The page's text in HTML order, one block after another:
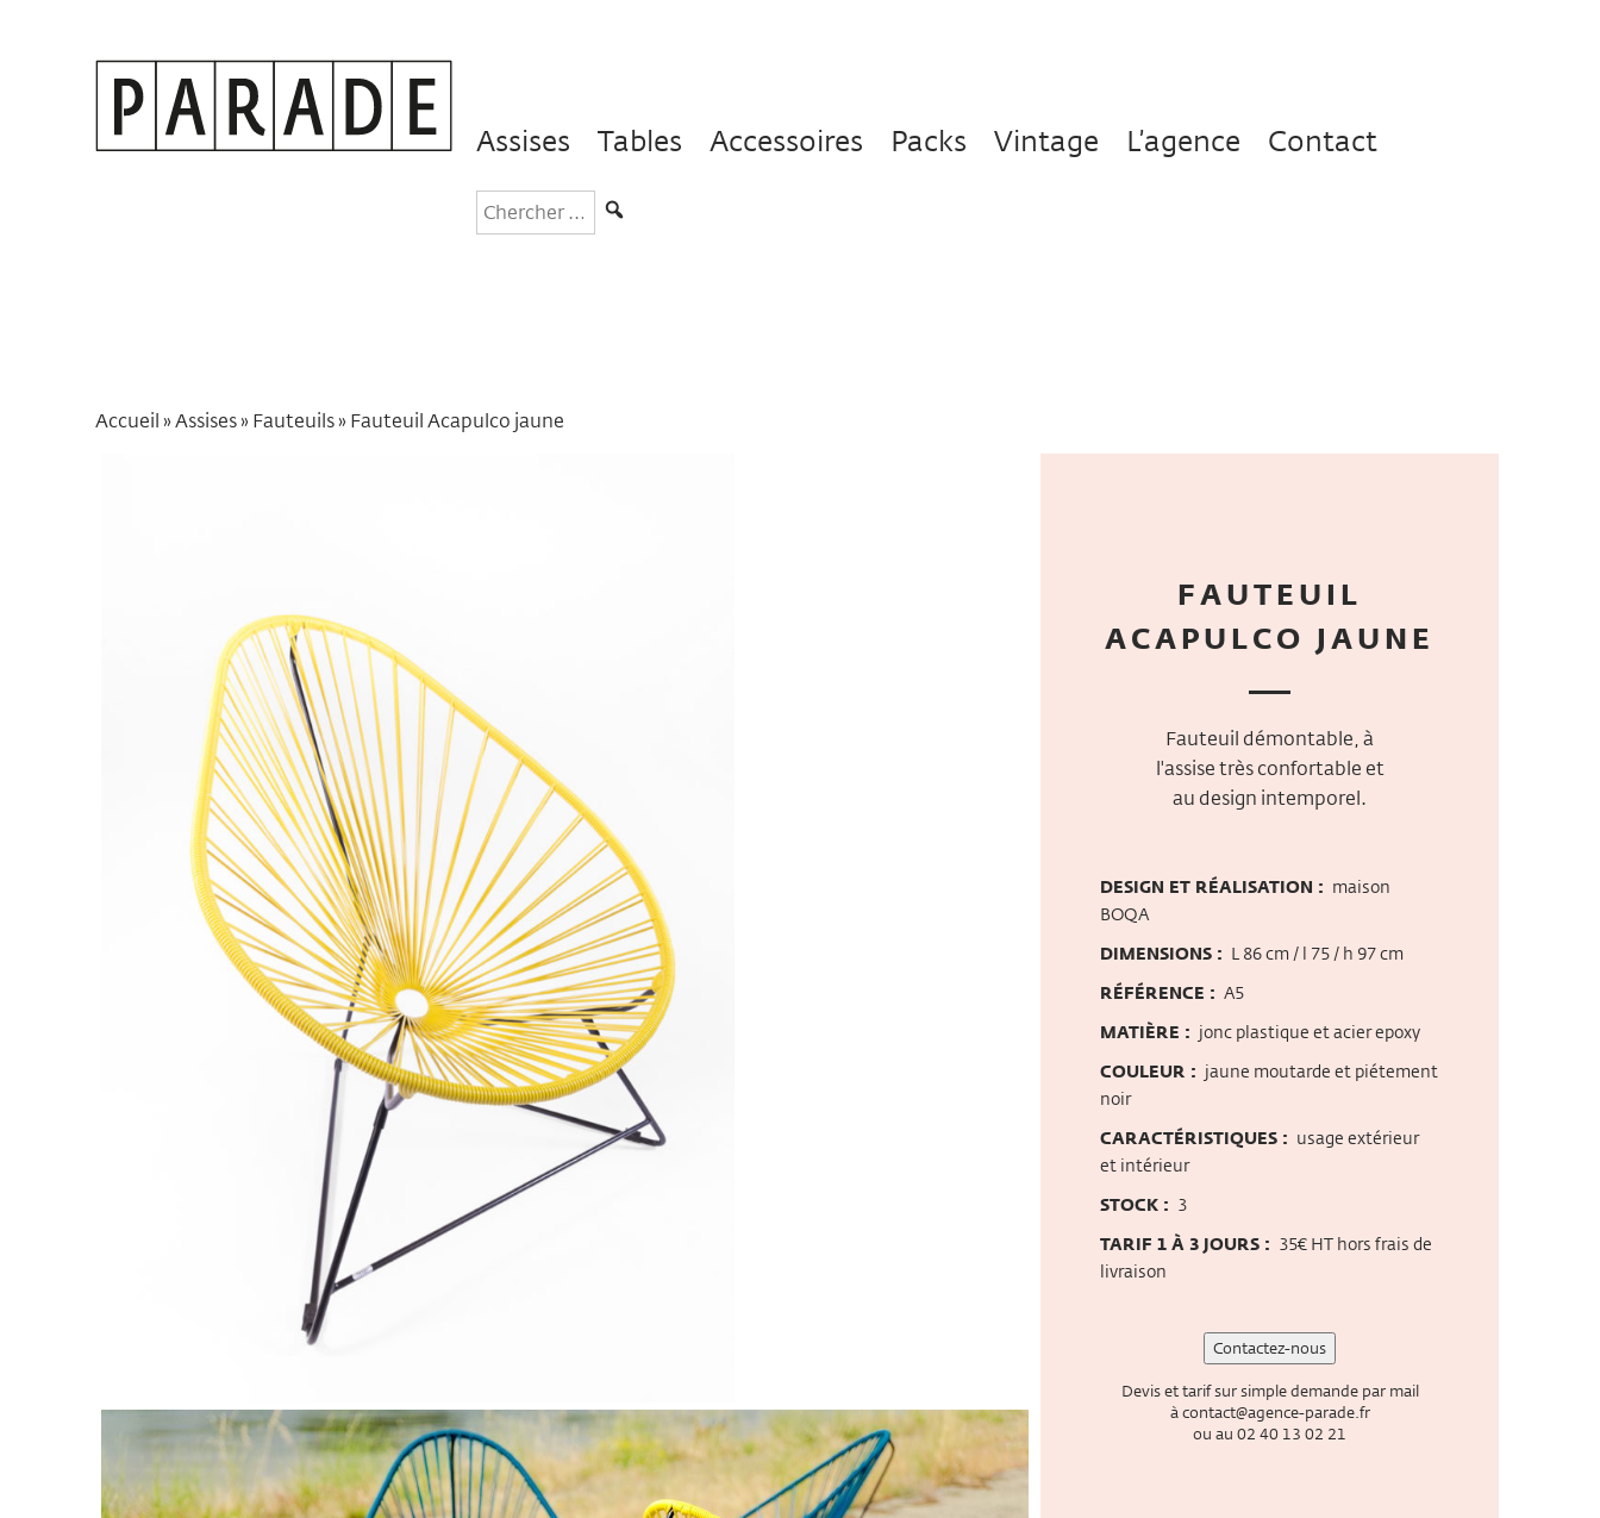
Assises Tables Accessoires Packs Vintage L’agence
Contact
Rechercher
Accueil »Assises»Fauteuils»Fauteuil Acapulco jaune
FAUTEUIL
ACAPULCO JAUNE
Fauteuil démontable, à
l'assise très confortable et
au design intemporel.
DESIGN ET RÉALISATION : maison
BOQA
DIMENSIONS : L 86 cm / l 75 / h 97 cm
RÉFÉRENCE : A5
MATIÈRE : jonc plastique et acier epoxy
COULEUR : jaune moutarde et piétement
noir
CARACTÉRISTIQUES : usage extérieur
et intérieur
STOCK : 3
TARIF 1 À 3 JOURS : 35€ HT hors frais de
livraison
Contactez-nous
Devis et tarif sur simple demande par mail
àcontact@agence-parade.fr
ou au02 40 13 02 21